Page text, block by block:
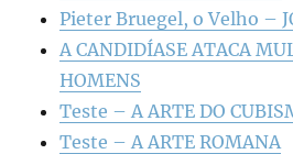
Pieter Bruegel, o Velho –
A CANDIDÍASE ATACA
HOMENS
Teste – A ARTE DO
Teste – A ARTE ROMANA